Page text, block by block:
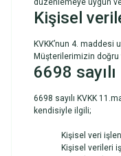
düzenlemeye uygun
Kişisel
KVKK’nun 4.
Müşterilerimizin
6698
6698 sayılı KVKK
kendisiyle ilgili;
Kişisel veri
Kişisel verileri